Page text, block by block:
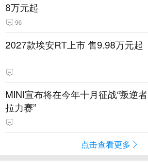
8万元起
96
2027款埃安RT上市 售9.98万元起
MINI宣布将在今年十月征战“叛逆者
拉力赛”
点击查看更多